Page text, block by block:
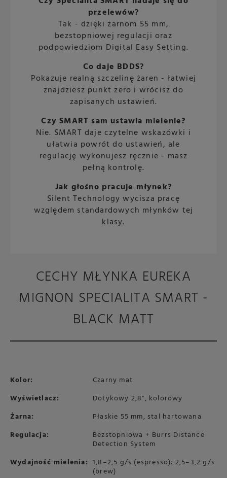
przelewów?
Tak - dzięki żarnom 55 mm,
bezstopniowej regulacji oraz
podpowiedziom Digital Easy Setting.
Co daje BDDS?
Pokazuje realną szczelinę żaren - łatwiej
znajdziesz punkt zero i wrócisz do
zapisanych ustawień.
Czy SMART sam ustawia mielenie?
Nie. SMART daje czytelne wskazówki i
ułatwia powrót do ustawień, ale
regulację wykonujesz ręcznie - masz
pełną kontrolę.
Jak głośno pracuje młynek?
Silent Technology wycisza pracę
względem standardowych młynków tej
klasy.
CECHY MŁYNKA EUREKA
MIGNON SPECIALITA SMART -
BLACK MATT
Kolor:
Czarny mat
Wyświetlacz:
Dotykowy 2,8", kolorowy
Żarna:
Płaskie 55 mm, stal hartowana
Regulacja:
Bezstopniowa + Burrs Distance
Detection System
Wydajność mielenia: 1,8–2,5 g/s (espresso); 2,5–3,2 g/s
(brew)